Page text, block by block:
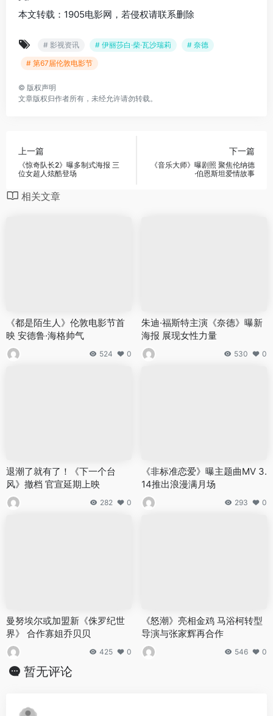
本文转载：1905电影网，若侵权请联系删除
# 影视资讯 # 伊丽莎白·柴·瓦沙瑞莉
# 奈德
# 第67届伦敦电影节
© 版权声明
文章版权归作者所有，未经允许请勿转载。
上一篇
《惊奇队长2》曝多制式海报 三
位女超人炫酷登场
下一篇
《音乐大师》曝剧照 聚焦伦纳德
·伯恩斯坦爱情故事
相关文章
《都是陌生人》伦敦电影节首
映 安德鲁·海格帅气
524 0
朱迪·福斯特主演《奈德》曝新
海报 展现女性力量
530 0
退潮了就有了！《下一个台
风》撤档 官宣延期上映
282 0
《非标准恋爱》曝主题曲MV 3.
14推出浪漫满月场
293 0
曼努埃尔或加盟新《侏罗纪世
界》 合作寡姐乔贝贝
425 0
《怒潮》亮相金鸡 马浴柯转型
导演与张家辉再合作
546 0
暂无评论